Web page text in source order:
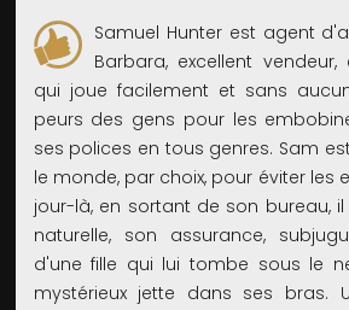
Samuel Hunter est agent
Barbara, excellent vendeur,
qui joue facilement et sans
peurs des gens pour les
ses polices en tous genres. Sam
le monde, par choix, pour éviter les
jour-là, en sortant de son bureau,
naturelle, son assurance,
d'une fille qui lui tombe sous le
mystérieux jette dans ses bras.